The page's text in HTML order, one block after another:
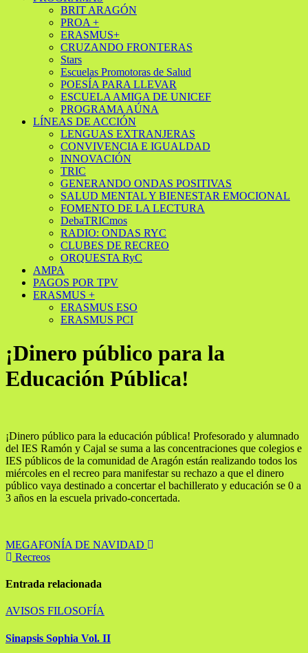
BRIT ARAGÓN
PROA +
ERASMUS+
CRUZANDO FRONTERAS
Stars
Escuelas Promotoras de Salud
POESÍA PARA LLEVAR
ESCUELA AMIGA DE UNICEF
PROGRAMA AÚNA
LÍNEAS DE ACCIÓN
LENGUAS EXTRANJERAS
CONVIVENCIA E IGUALDAD
INNOVACIÓN
TRIC
GENERANDO ONDAS POSITIVAS
SALUD MENTAL Y BIENESTAR EMOCIONAL
FOMENTO DE LA LECTURA
DebaTRICmos
RADIO: ONDAS RYC
CLUBES DE RECREO
ORQUESTA RyC
AMPA
PAGOS POR TPV
ERASMUS +
ERASMUS ESO
ERASMUS PCI
¡Dinero público para la
Educación Pública!
¡Dinero público para la educación pública! Profesorado y alumnado
del IES Ramón y Cajal se suma a las concentraciones que colegios e
IES públicos de la comunidad de Aragón están realizando todos los
miércoles en el recreo para manifestar su rechazo a que el dinero
público vaya destinado a concertar el bachillerato y educación se 0 a
3 años en la escuela privado-concertada.
Navegación
de
entradas
MEGAFONÍA DE NAVIDAD
Recreos
Entrada relacionada
AVISOS FILOSOFÍA
Sinapsis Sophia Vol. II